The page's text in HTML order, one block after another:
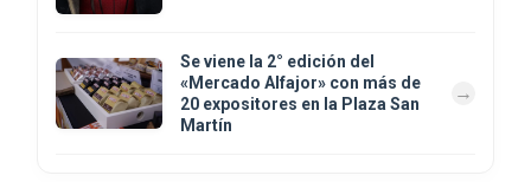
Se viene la 2° edición del
«Mercado Alfajor» con más de
20 expositores en la Plaza San
Martín